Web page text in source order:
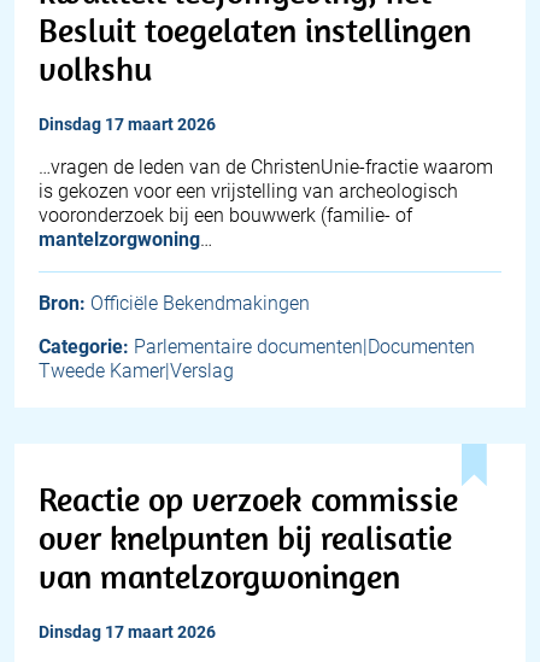
Besluit toegelaten instellingen
volkshu
dinsdag 17 maart 2026
…vragen de leden van de ChristenUnie-fractie waarom
is gekozen voor een vrijstelling van archeologisch
vooronderzoek bij een bouwwerk (familie- of
mantelzorgwoning…
Bron: Officiële Bekendmakingen
Categorie: Parlementaire documenten|Documenten
Tweede Kamer|Verslag
Reactie op verzoek commissie
over knelpunten bij realisatie
van mantelzorgwoningen
dinsdag 17 maart 2026